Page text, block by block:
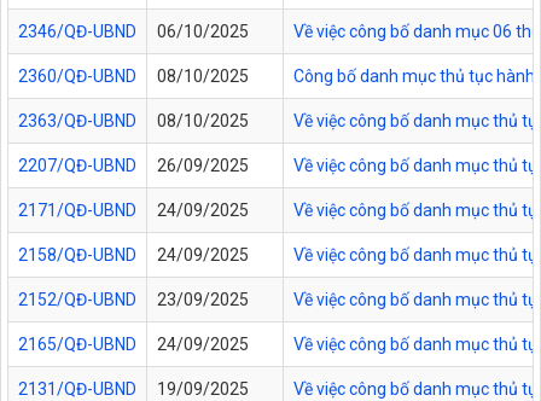
2346/QĐ-UBND 06/10/2025 Về việc công bố danh mục 06
2360/QĐ-UBND 08/10/2025 Công bố danh mục thủ tục
2363/QĐ-UBND 08/10/2025 Về việc công bố danh mục thủ
2207/QĐ-UBND 26/09/2025 Về việc công bố danh mục thủ
2171/QĐ-UBND 24/09/2025 Về việc công bố danh mục thủ
2158/QĐ-UBND 24/09/2025 Về việc công bố danh mục thủ
2152/QĐ-UBND 23/09/2025 Về việc công bố danh mục thủ
2165/QĐ-UBND 24/09/2025 Về việc công bố danh mục thủ
2131/QĐ-UBND 19/09/2025 Về việc công bố danh mục thủ